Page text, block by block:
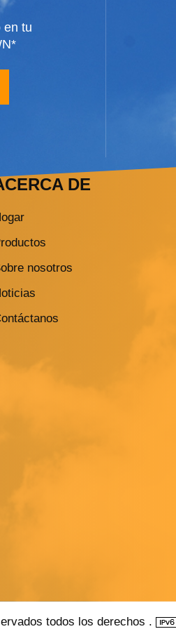
en tu
DE
nosotros
todos los derechos .